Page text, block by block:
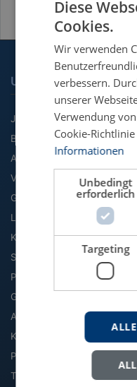
UNSERE
Jura
BWL
Agrarwissenschaft
VWL
Geographie
Literatur & Sprache
Kommunikation & Medien
Soziologie
Politik
Geschichte
Archäologie & Altertum
Kultur, Kunst & Musik
Philosophie
Theologie & Religion
Diese
Cookies.
Wir verwenden
verbessern.
unserer
Verwendung
Cookie-Richtlinie
Informationen
Unbedingt
erforderlich
Targeting